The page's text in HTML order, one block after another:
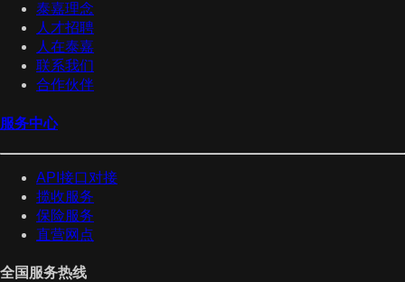
泰嘉理念
人才招聘
人在泰嘉
联系我们
合作伙伴
服务中心
API接口对接
揽收服务
保险服务
直营网点
全国服务热线